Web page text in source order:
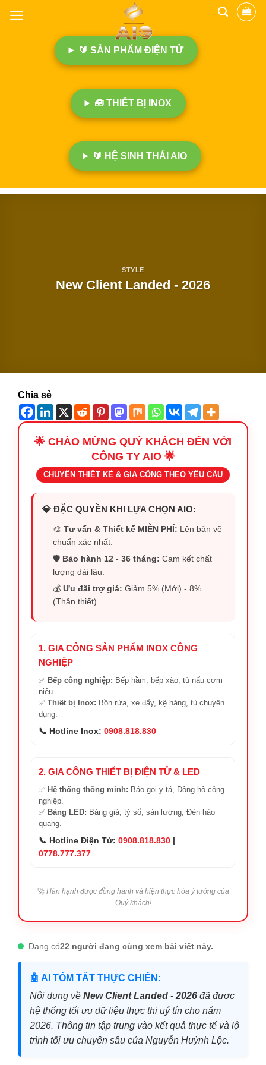
🔰 SẢN PHẨM ĐIỆN TỬ
🧰 THIẾT BỊ INOX
🔰 HỆ SINH THÁI AIO
STYLE
New Client Landed - 2026
Chia sẻ
🌟 CHÀO MỪNG QUÝ KHÁCH ĐẾN VỚI
CÔNG TY AIO 🌟
CHUYÊN THIẾT KẾ & GIA CÔNG THEO YÊU CẦU
💎 ĐẶC QUYỀN KHI LỰA CHỌN AIO:
🎨Tư vấn & Thiết kế MIỄN PHÍ: Lên bản vẽ
chuẩn xác nhất.
🛡️ Bảo hành 12 - 36 tháng: Cam kết chất
lượng dài lâu.
💰Ưu đãi trợ giá: Giảm 5% (Mới) - 8%
(Thân thiết).
1. GIA CÔNG SẢN PHẨM INOX CÔNG
NGHIỆP
✅ Bếp công nghiệp: Bếp hầm, bếp xào, tủ nấu cơm
niêu.
✅ Thiết bị Inox: Bồn rửa, xe đẩy, kệ hàng, tủ chuyên
dụng.
📞 Hotline Inox: 0908.818.830
2. GIA CÔNG THIẾT BỊ ĐIỆN TỬ & LED
✅ Hệ thống thông minh: Báo gọi y tá, Đồng hồ công
nghiệp.
✅ Bảng LED: Bảng giá, tỷ số, sản lượng, Đèn hào
quang.
📞 Hotline Điện Tử: 0908.818.830 |
0778.777.377
🚀 Hân hạnh được đồng hành và hiện thực hóa ý tưởng của
Quý khách!
Đang có22 người đang cùng xem bài viết này.
🤖 AI TÓM TẮT THỰC CHIẾN:
Nội dung về New Client Landed - 2026 đã được
hệ thống tối ưu dữ liệu thực thi uý tín cho năm
2026. Thông tin tập trung vào kết quả thực tế và lộ
trình tối ưu chuyên sâu của Nguyễn Huỳnh Lộc.